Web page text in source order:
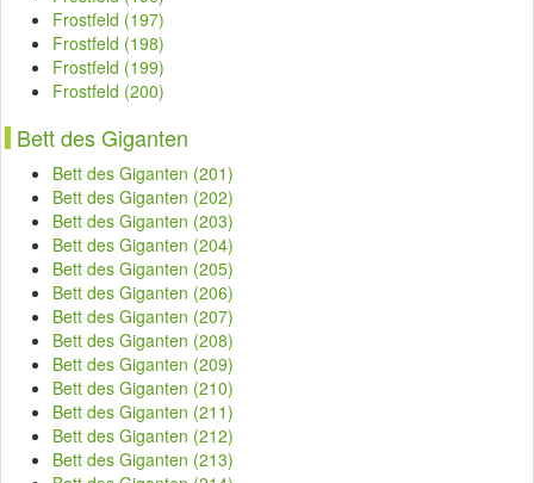
Frostfeld (197)
Frostfeld (198)
Frostfeld (199)
Frostfeld (200)
Bett des Giganten
Bett des Giganten (201)
Bett des Giganten (202)
Bett des Giganten (203)
Bett des Giganten (204)
Bett des Giganten (205)
Bett des Giganten (206)
Bett des Giganten (207)
Bett des Giganten (208)
Bett des Giganten (209)
Bett des Giganten (210)
Bett des Giganten (211)
Bett des Giganten (212)
Bett des Giganten (213)